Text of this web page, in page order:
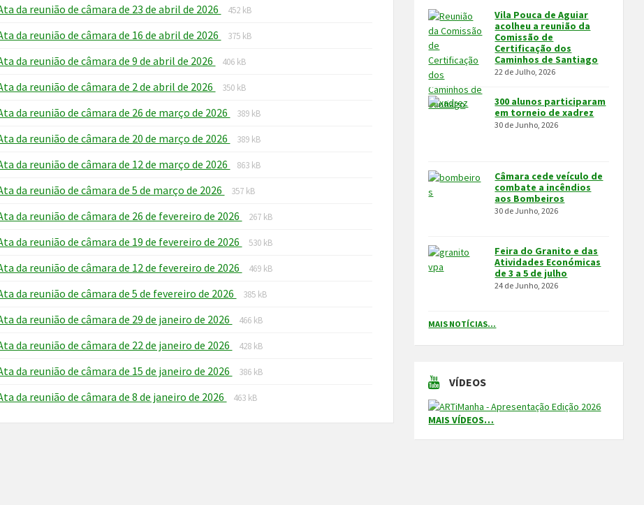
pdf
da reunião de câmara de 23 de abril de 2026
File
pdf
File
452 kB
da reunião de câmara de 16 de abril de 2026
File
pdf
File
375 kB
da reunião de câmara de 9 de abril de 2026
File
pdf
File
406 kB
da reunião de câmara de 2 de abril de 2026
File
pdf
File
350 kB
da reunião de câmara de 26 de março de 2026
File
pdf
File
389 kB
da reunião de câmara de 20 de março de 2026
File
pdf
File
389 kB
da reunião de câmara de 12 de março de 2026
File
pdf
File
863 kB
da reunião de câmara de 5 de março de 2026
File
pdf
File
357 kB
da reunião de câmara de 26 de fevereiro de 2026
File
pdf
File
267 kB
da reunião de câmara de 19 de fevereiro de 2026
File
pdf
File
530 kB
da reunião de câmara de 12 de fevereiro de 2026
File
pdf
File
469 kB
da reunião de câmara de 5 de fevereiro de 2026
File
pdf
File
385 kB
da reunião de câmara de 29 de janeiro de 2026
File
pdf
File
466 kB
da reunião de câmara de 22 de janeiro de 2026
File
pdf
File
428 kB
da reunião de câmara de 15 de janeiro de 2026
File
pdf
File
386 kB
da reunião de câmara de 8 de janeiro de 2026
File
pdf
File
463 kB
Vila Pouca de Aguiar
acolheu a reunião da
Comissão de
Certificação dos
Caminhos de Santiago
22 de Julho, 2026
300 alunos participaram
em torneio de xadrez
30 de Junho, 2026
Câmara cede veículo de
combate a incêndios
aos Bombeiros
30 de Junho, 2026
Feira do Granito e das
Atividades Económicas
de 3 a 5 de julho
24 de Junho, 2026
MAIS NOTÍCIAS...
VÍDEOS
MAIS VÍDEOS…